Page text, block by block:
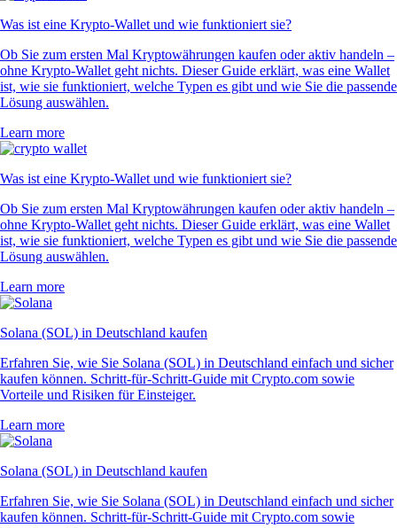
Was ist eine Krypto-Wallet und wie funktioniert sie?
Ob Sie zum ersten Mal Kryptowährungen kaufen oder aktiv handeln –
ohne Krypto-Wallet geht nichts. Dieser Guide erklärt, was eine Wallet
ist, wie sie funktioniert, welche Typen es gibt und wie Sie die passende
Lösung auswählen.
Learn more
Was ist eine Krypto-Wallet und wie funktioniert sie?
Ob Sie zum ersten Mal Kryptowährungen kaufen oder aktiv handeln –
ohne Krypto-Wallet geht nichts. Dieser Guide erklärt, was eine Wallet
ist, wie sie funktioniert, welche Typen es gibt und wie Sie die passende
Lösung auswählen.
Learn more
Solana (SOL) in Deutschland kaufen
Erfahren Sie, wie Sie Solana (SOL) in Deutschland einfach und sicher
kaufen können. Schritt-für-Schritt-Guide mit Crypto.com sowie
Vorteile und Risiken für Einsteiger.
Learn more
Solana (SOL) in Deutschland kaufen
Erfahren Sie, wie Sie Solana (SOL) in Deutschland einfach und sicher
kaufen können. Schritt-für-Schritt-Guide mit Crypto.com sowie